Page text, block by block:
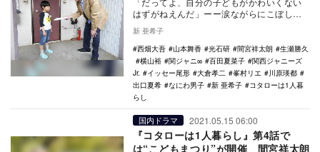
はずがねえんだ」ーー涙ながらにこぼした
田丸（生瀬勝久）の言葉に、多くの人がこ
の作品を観てく…
新 亜希子
西畑大吾
山本舞香 光石研 間宮祥太朗
生瀬勝久
横山裕
関ジャニ∞ 百田夏菜子
関西ジャニーズ
Jr.
イッセー尾形 大倉孝二 峯村リエ
川原瑛都
出口夏希
なにわ男子 新 亜希子
コタローは1人暮
らし
国内ドラマ 2021.05.15 06:00
『コタローは1人暮らし』第4話で
は“こどもまつり”が開催 間宮祥太朗